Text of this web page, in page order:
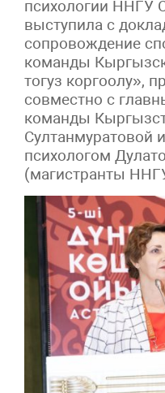
психологии ННГУ
выступила с
сопровождение
команды
тогуз коргоолу»,
совместно с
команды
Султанмуратовой
психологом
(магистранты